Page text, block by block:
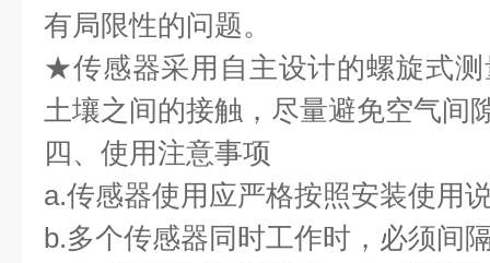
有局限性的问题。
★传感器采用自主设计的螺旋式
土壤之间的接触，尽量避免空气间
四、使用注意事项
a.传感器使用应严格按照安装使用
b.多个传感器同时工作时，必须间